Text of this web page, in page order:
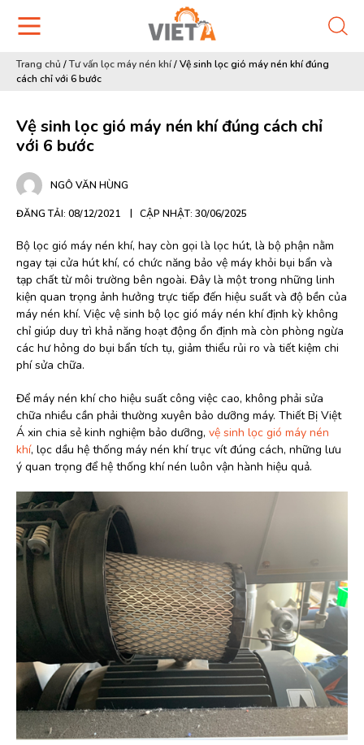
Trang chủ /Tư vấn lọc máy nén khí/Vệ sinh lọc gió máy nén khí đúng
cách chỉ với 6 bước
Vệ sinh lọc gió máy nén khí đúng cách chỉ
với 6 bước
NGÔ VĂN HÙNG
ĐĂNG TẢI: 08/12/2021 CẬP NHẬT: 30/06/2025
Bộ lọc gió máy nén khí, hay còn gọi là lọc hút, là bộ phận nằm
ngay tại cửa hút khí, có chức năng bảo vệ máy khỏi bụi bẩn và
tạp chất từ môi trường bên ngoài. Đây là một trong những linh
kiện quan trọng ảnh hưởng trực tiếp đến hiệu suất và độ bền của
máy nén khí. Việc vệ sinh bộ lọc gió máy nén khí định kỳ không
chỉ giúp duy trì khả năng hoạt động ổn định mà còn phòng ngừa
các hư hỏng do bụi bẩn tích tụ, giảm thiểu rủi ro và tiết kiệm chi
phí sửa chữa.
Để máy nén khí cho hiệu suất công việc cao, không phải sửa
chữa nhiều cần phải thường xuyên bảo dưỡng máy. Thiết Bị Việt
Á xin chia sẻ kinh nghiệm bảo dưỡng, vệ sinh lọc gió máy nén
khí, lọc dầu hệ thống máy nén khí trục vít đúng cách, những lưu
ý quan trọng để hệ thống khí nén luôn vận hành hiệu quả.